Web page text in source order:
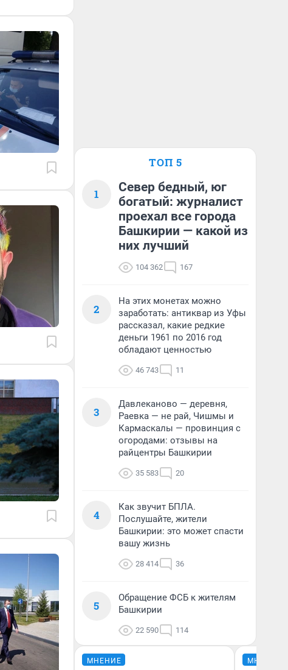
ТОП 5
1
Север бедный, юг
богатый: журналист
проехал все города
Башкирии — какой из
них лучший
104 362 167
2
На этих монетах можно
заработать: антиквар из Уфы
рассказал, какие редкие
деньги 1961 по 2016 год
обладают ценностью
46 743 11
3
Давлеканово — деревня,
Раевка — не рай, Чишмы и
Кармаскалы — провинция с
огородами: отзывы на
райцентры Башкирии
35 583 20
4
Как звучит БПЛА.
Послушайте, жители
Башкирии: это может спасти
вашу жизнь
28 414 36
5
Обращение ФСБ к жителям
Башкирии
22 590 114
МНЕНИЕ МНЕНИЕ